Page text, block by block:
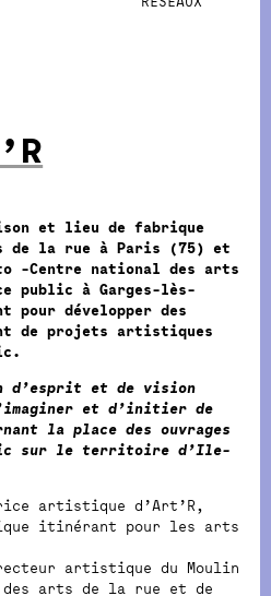
et lieu de fabrique
de la rue à Paris (75) et
-Centre national des arts
public à Garges-lès-
pour développer des
de projets artistiques
d’esprit et de vision
et d’initier de
la place des ouvrages
sur le territoire d’Ile-
artistique d’Art’R,
itinérant pour les arts
artistique du Moulin
des arts de la rue et de